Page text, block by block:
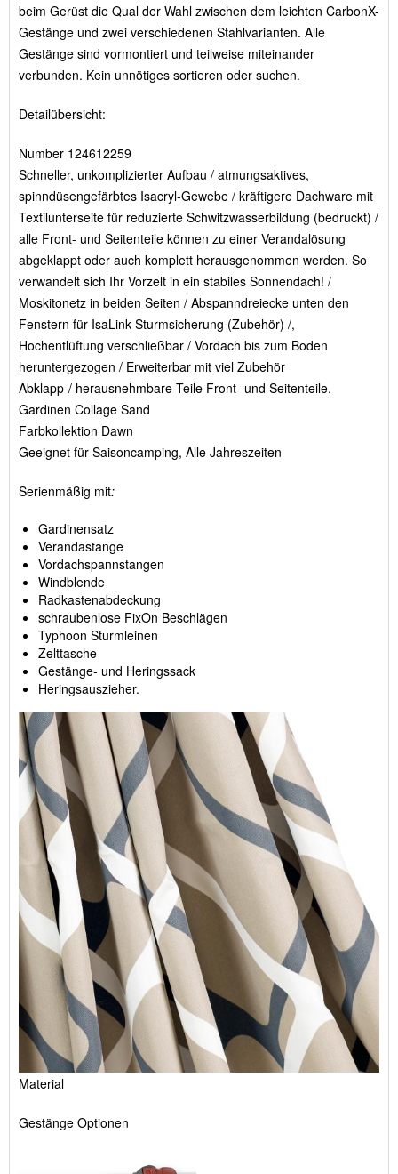
beim Gerüst die Qual der Wahl zwischen dem leichten CarbonX-
Gestänge und zwei verschiedenen Stahlvarianten. Alle
Gestänge sind vormontiert und teilweise miteinander
verbunden. Kein unnötiges sortieren oder suchen.
Detailübersicht:
Number 124612259
Schneller, unkomplizierter Aufbau / atmungsaktives,
spinndüsengefärbtes Isacryl-Gewebe / kräftigere Dachware mit
Textilunterseite für reduzierte Schwitzwasserbildung (bedruckt) /
alle Front- und Seitenteile können zu einer Verandalösung
abgeklappt oder auch komplett herausgenommen werden. So
verwandelt sich Ihr Vorzelt in ein stabiles Sonnendach! /
Moskitonetz in beiden Seiten / Abspanndreiecke unten den
Fenstern für IsaLink-Sturmsicherung (Zubehör) /,
Hochentlüftung verschließbar / Vordach bis zum Boden
heruntergezogen / Erweiterbar mit viel Zubehör
Abklapp-/ herausnehmbare Teile Front- und Seitenteile.
Gardinen Collage Sand
Farbkollektion Dawn
Geeignet für Saisoncamping, Alle Jahreszeiten
Serienmäßig mit:
Gardinensatz
Verandastange
Vordachspannstangen
Windblende
Radkastenabdeckung
schraubenlose FixOn Beschlägen
Typhoon Sturmleinen
Zelttasche
Gestänge- und Heringssack
Heringsauszieher.
Material
Gestänge Optionen